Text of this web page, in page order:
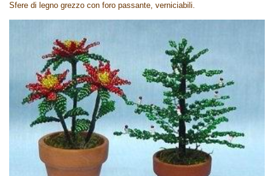
Sfere di legno grezzo con foro passante, verniciabili.